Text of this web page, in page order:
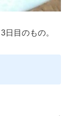
目のもの。